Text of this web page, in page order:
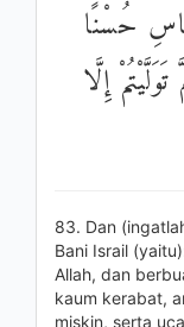
حُسْنًا
إِلَّا
83. Dan
Bani Israil
Allah, dan
kaum kerabat,
miskin, serta